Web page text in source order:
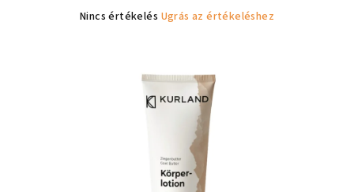
A
Nincs értékelés Ugrás az értékeléshez